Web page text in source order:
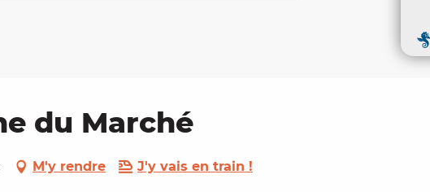
du Marché
M'y rendre J'y vais en train !